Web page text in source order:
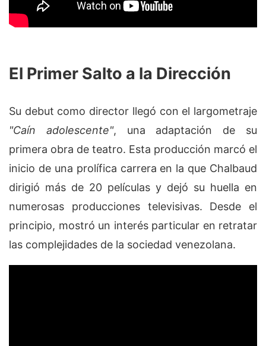
El Primer Salto a la Dirección
Su debut como director llegó con el largometraje
"Caín adolescente", una adaptación de su
primera obra de teatro. Esta producción marcó el
inicio de una prolífica carrera en la que Chalbaud
dirigió más de 20 películas y dejó su huella en
numerosas producciones televisivas. Desde el
principio, mostró un interés particular en retratar
las complejidades de la sociedad venezolana.